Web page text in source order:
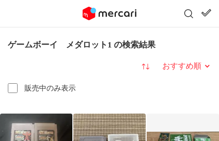
ゲームボーイ メダロット1 の検索結果
販売中のみ表示
並び替え